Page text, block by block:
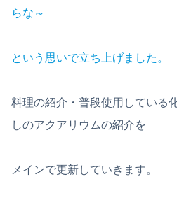
らな～
という思いで立ち上げました。
料理の紹介・普段使用している
しのアクアリウムの紹介を
メインで更新していきます。